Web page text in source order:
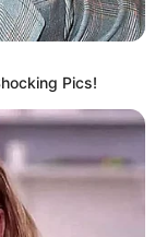
Pics!